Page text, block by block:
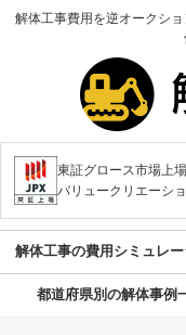
解体工事費用を逆オークシ
東証グロース市場上
バリュークリエーシ
解体工事の費用シミュレ
都道府県別の解体事例